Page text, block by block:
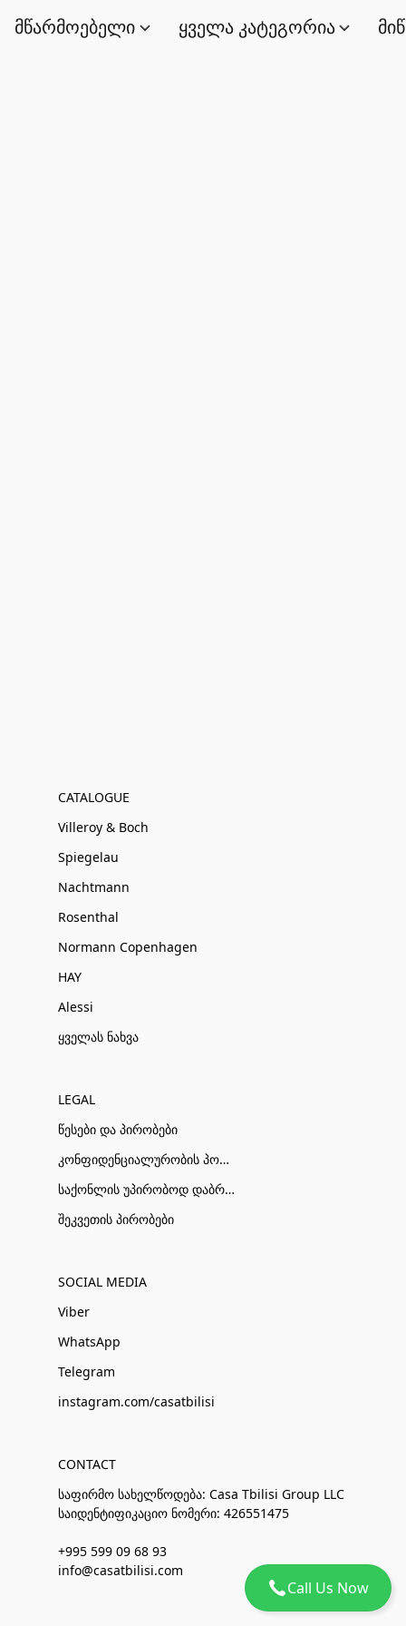
Call Us Now
მწარმოებელი ყველა კატეგორია
CATALOGUE
Villeroy & Boch
Spiegelau
Nachtmann
Rosenthal
Normann Copenhagen
HAY
Alessi
ყველას ნახვა
LEGAL
წესები და პირობები
კონფიდენციალურობის პოლიტიკა
საქონლის უპირობოდ დაბრუნების პირობები
შეკვეთის პირობები
SOCIAL MEDIA
Viber
WhatsApp
Telegram
instagram.com/casatbilisi
CONTACT
საფირმო სახელწოდება: Casa Tbilisi Group LLC
საიდენტიფიკაციო ნომერი: 426551475
+995 599 09 68 93
info@casatbilisi.com